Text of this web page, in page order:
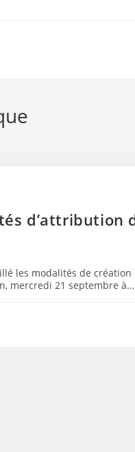
d’attribution
les modalités de
mercredi 21 septembre à…